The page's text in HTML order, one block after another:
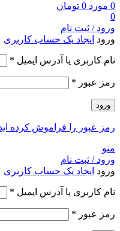
0 مورد 0 تومان
0
ورود / ثبت نام
ورود ایجاد یک حساب کاربری
نام کاربری یا آدرس ایمیل *
رمز عبور *
ورود
رمز عبور را فراموش کرده
منو
ورود / ثبت نام
ورود ایجاد یک حساب کاربری
نام کاربری یا آدرس ایمیل *
رمز عبور *